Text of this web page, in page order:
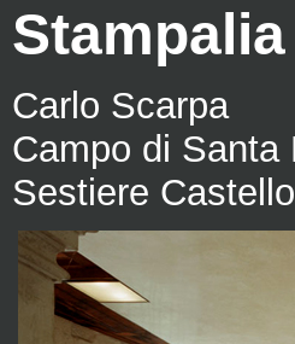
Stampalia
Carlo Scarpa
Campo di Santa
Sestiere